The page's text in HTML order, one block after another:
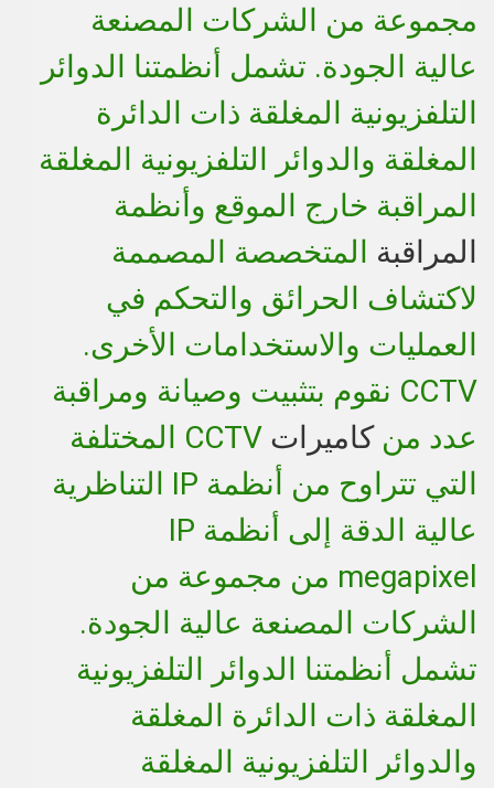
مجموعة من الشركات المصنعة
عالية الجودة. تشمل أنظمتنا الدوائر
التلفزيونية المغلقة ذات الدائرة
المغلقة والدوائر التلفزيونية المغلقة
المراقبة خارج الموقع وأنظمة
المراقبة المتخصصة المصممة
لاكتشاف الحرائق والتحكم في
العمليات والاستخدامات الأخرى.
CCTV نقوم بتثبيت وصيانة ومراقبة
عدد منكاميرات
CCTV المختلفة
التي تتراوح من أنظمة IP التناظرية
عالية الدقة إلى أنظمة IP
megapixel من مجموعة من
الشركات المصنعة عالية الجودة.
تشمل أنظمتنا الدوائر التلفزيونية
المغلقة ذات الدائرة المغلقة
والدوائر التلفزيونية المغلقة